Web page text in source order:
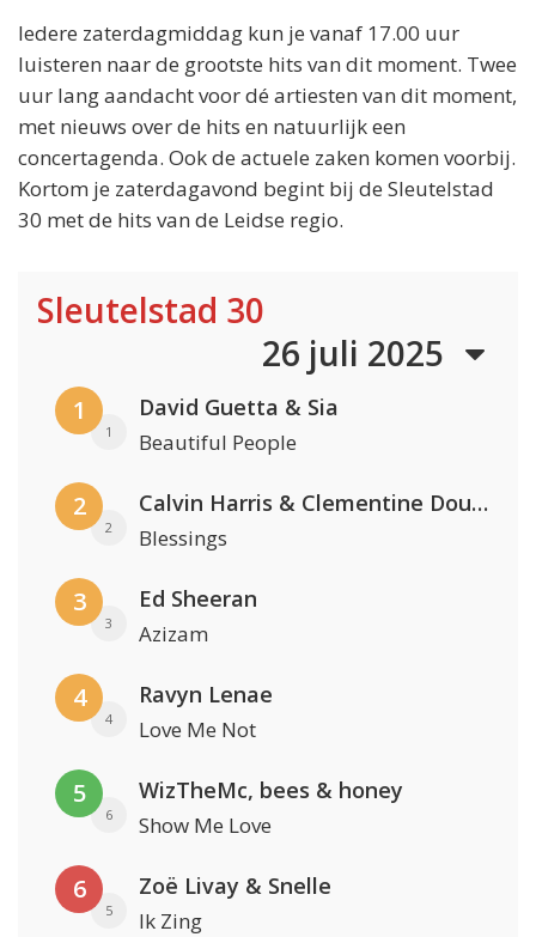
Iedere zaterdagmiddag kun je vanaf 17.00 uur
luisteren naar de grootste hits van dit moment. Twee
uur lang aandacht voor dé artiesten van dit moment,
met nieuws over de hits en natuurlijk een
concertagenda. Ook de actuele zaken komen voorbij.
Kortom je zaterdagavond begint bij de Sleutelstad
30 met de hits van de Leidse regio.
Sleutelstad 30
26 juli 2025
1
1
David Guetta & Sia
Beautiful People
2
2
Calvin Harris & Clementine Douglas
Blessings
3
3
Ed Sheeran
Azizam
4
4
Ravyn Lenae
Love Me Not
5
6
WizTheMc, bees & honey
Show Me Love
6
5
Zoë Livay & Snelle
Ik Zing